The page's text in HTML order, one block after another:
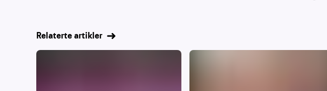
Relaterte artikler